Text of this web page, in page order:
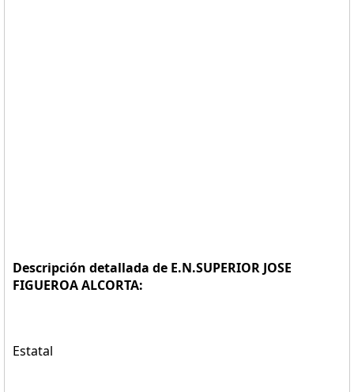
Descripción detallada de E.N.SUPERIOR JOSE
FIGUEROA ALCORTA:
Estatal